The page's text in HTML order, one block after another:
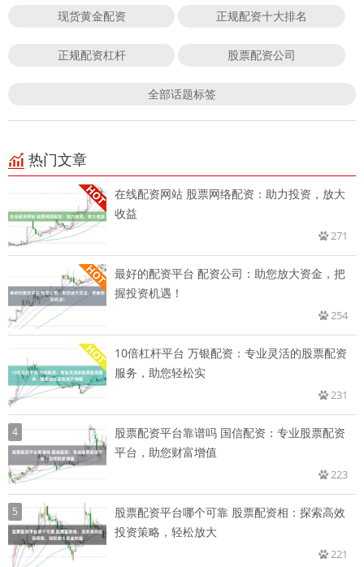
现货黄金配资 正规配资十大排名
正规配资杠杆 股票配资公司
全部话题标签
热门文章
在线配资网站 股票网络配资：助力投资，放大
收益
271
最好的配资平台 配资公司：助您放大资金，把
握投资机遇！
254
10倍杠杆平台 万银配资：专业灵活的股票配资
服务，助您轻松实
231
4
股票配资平台靠谱吗 国信配资：专业股票配资
平台，助您财富增值
223
5
股票配资平台哪个可靠 股票配资相：探索高效
投资策略，轻松放大
221